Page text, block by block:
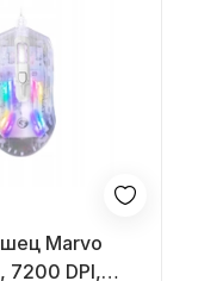
Marvo
7200 DPI,